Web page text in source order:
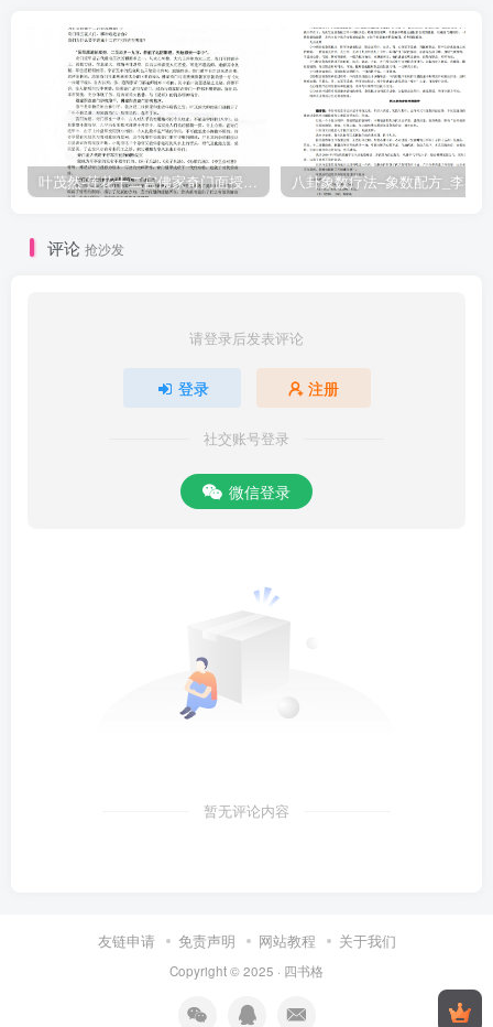
叶茂然-莲花十二宫佛家奇门面授及答疑 八卦象数疗法–象数配方_李春彬
评论 抢沙发
请登录后发表评论
登录 注册
社交账号登录
微信登录
暂无评论内容
友链申请 免责声明 网站教程 关于我们
Copyright © 2025 · 四书格